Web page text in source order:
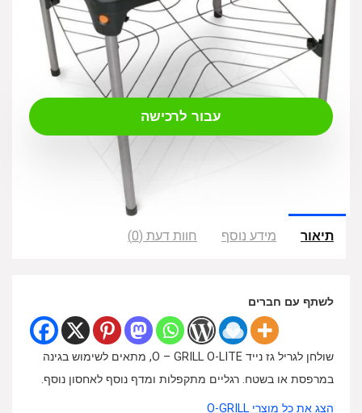
₪489.00
עבור לרכישה
תיאור מידע נוסף חוות דעת (0)
לשתף עם חברים
שולחן לגריל גז נייד O – GRILL O-LITE, מתאים לשימוש בגינה
במרפסת או בשטח. רגליים מתקפלות ומדף נוסף לאחסון נוסף.
הצג את כל מוצרי O-GRILL